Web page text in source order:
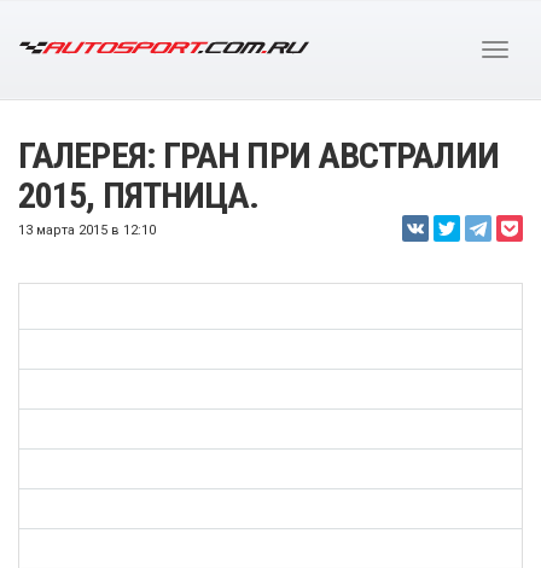
ГАЛЕРЕЯ: ГРАН ПРИ АВСТРАЛИИ
2015, ПЯТНИЦА.
13 марта 2015 в 12:10